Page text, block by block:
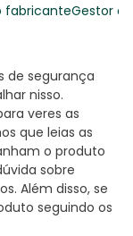
fabricanteGestor
de segurança
nisso.
veres as
que leias as
o produto
sobre
Além disso, se
seguindo os